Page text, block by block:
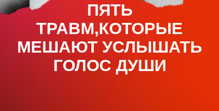
ПЯТЬ
ТРАВМ,КОТОРЫЕ
МЕШАЮТ УСЛЫШАТЬ
ГОЛОС ДУШИ